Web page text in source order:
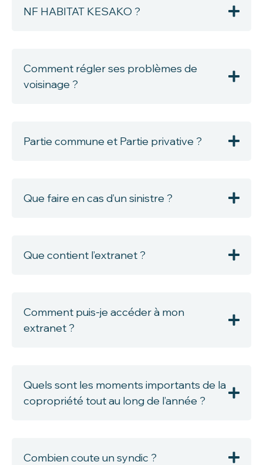
NF HABITAT KESAKO ?
Comment régler ses problèmes de
voisinage ?
Partie commune et Partie privative ?
Que faire en cas d’un sinistre ?
Que contient l’extranet ?
Comment puis-je accéder à mon
extranet ?
Quels sont les moments importants de la
copropriété tout au long de l’année ?
Combien coute un syndic ?